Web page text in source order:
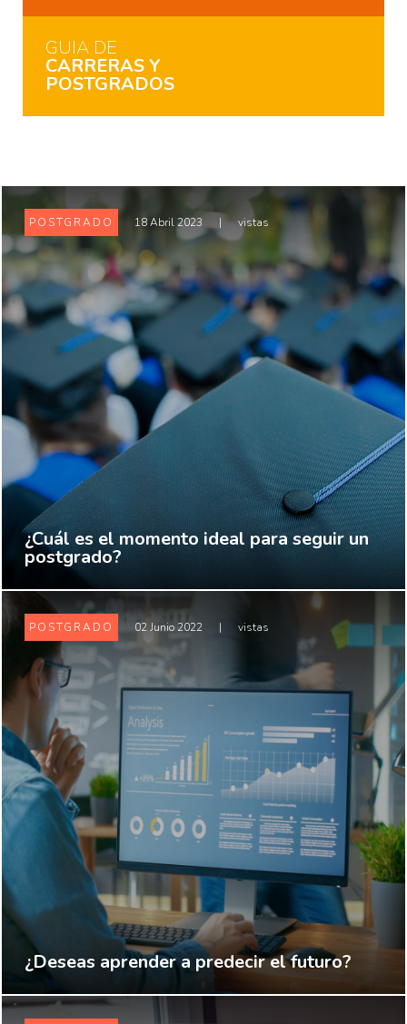
GUIA DE
CARRERAS Y
POSTGRADOS
POSTGRADO 18 Abril 2023 | vistas
¿Cuál es el momento ideal para seguir un
postgrado?
POSTGRADO 02 Junio 2022 | vistas
¿Deseas aprender a predecir el futuro?